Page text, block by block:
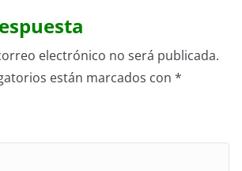
electrónico no será publicada.
están marcados con *